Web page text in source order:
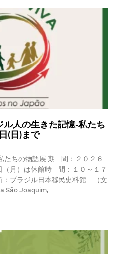
人の生きた記憶-私たち
(日)まで
たちの物語展 期 間：２０２６
月）は休館時 間：１０～１７
ブラジル日本移民史料館 （文
Joaquim,